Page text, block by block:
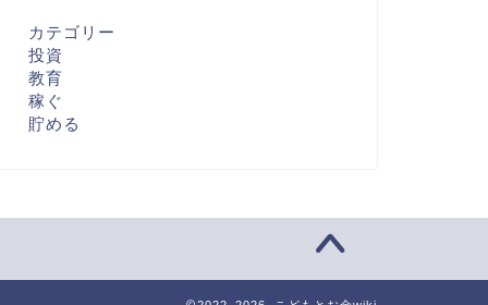
カテゴリー
投資
教育
稼ぐ
貯める